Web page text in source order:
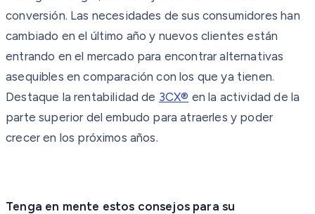
conversión. Las necesidades de sus consumidores han
cambiado en el último año y nuevos clientes están
entrando en el mercado para encontrar alternativas
asequibles en comparación con los que ya tienen.
Destaque la rentabilidad de 3CX® en la actividad de la
parte superior del embudo para atraerles y poder
crecer en los próximos años.
Tenga en mente estos consejos para su